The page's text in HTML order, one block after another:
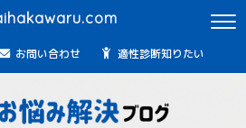
お問い合わせ 適性診断知りたい